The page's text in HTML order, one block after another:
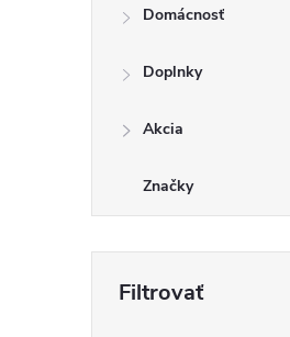
Domácnosť
Doplnky
Akcia
Značky